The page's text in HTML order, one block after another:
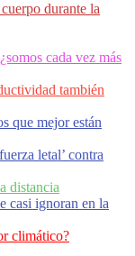
durante la
cada vez más
también
que mejor están
letal’ contra
distancia
casi ignoran en la
climático?